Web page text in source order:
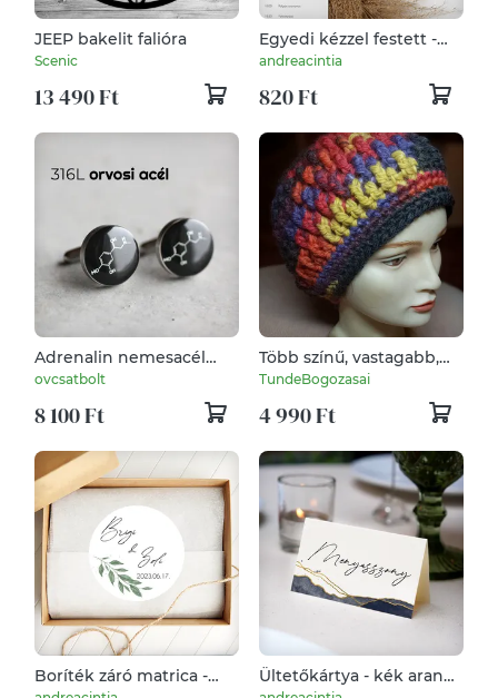
JEEP bakelit falióra
Scenic
13 490 Ft
Egyedi kézzel festett -
Esküvői meghívó -
andreacintia
820 Ft
Adrenalin nemesacél
mandzsetta gombok
ovcsatbolt
8 100 Ft
Több színű, vastagabb,
gyapjú sapka, 52-56 cm
TundeBogozasai
4 990 Ft
Boríték záró matrica -
Esküvői meghívóhoz _
Ültetőkártya - kék arany
akvarelles 06 -